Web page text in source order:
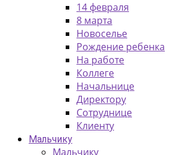
14 февраля
8 марта
Новоселье
Рождение ребенка
На работе
Коллеге
Начальнице
Директору
Сотруднице
Клиенту
Мальчику
Мальчику